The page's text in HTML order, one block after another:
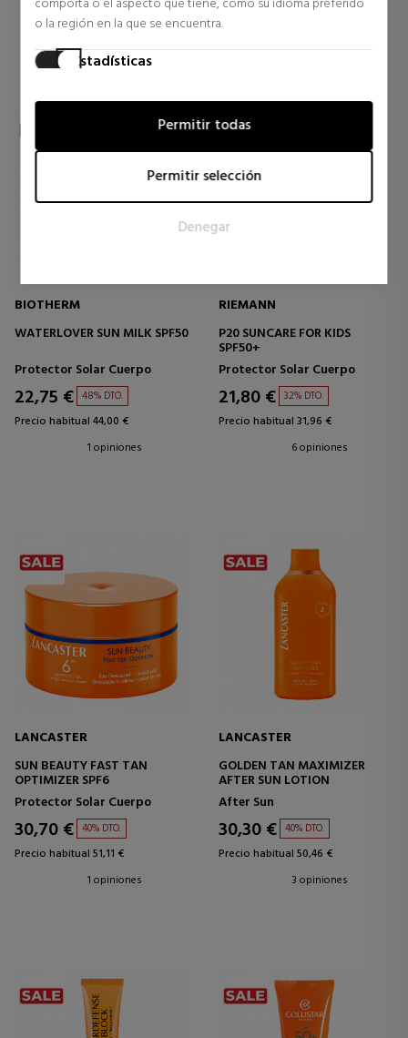
o la región en la que se encuentra.
Estadísticas
web a comprender cómo interactúan los visitantes con las
páginas web reuniendo y proporcionando información de
forma anónima.
Las cookies de marketing se utilizan para rastrear a los
visitantes en las páginas web. La intención es mostrar
externos.
Permitir todas
Permitir selección
Denegar
0 opiniones 1 opiniones
BIOTHERM
WATERLOVER SUN MILK SPF50
Protector Solar Cuerpo
22,75 € 48% DTO.
Precio habitual 44,00 €
1 opiniones
RIEMANN
P20 SUNCARE FOR KIDS
SPF50+
Protector Solar Cuerpo
21,80 € 32% DTO.
Precio habitual 31,96 €
6 opiniones
LANCASTER
SUN BEAUTY FAST TAN
OPTIMIZER SPF6
Protector Solar Cuerpo
30,70 € 40% DTO.
Precio habitual 51,11 €
1 opiniones
LANCASTER
GOLDEN TAN MAXIMIZER
AFTER SUN LOTION
After Sun
30,30 € 40% DTO.
Precio habitual 50,46 €
3 opiniones